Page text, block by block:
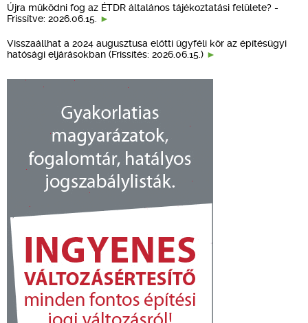
Újra működni fog az ÉTDR általános tájékoztatási felülete? -
Frissítve: 2026.06.15.
Visszaállhat a 2024 augusztusa előtti ügyféli kör az építésügyi
hatósági eljárásokban (Frissítés: 2026.06.15.)